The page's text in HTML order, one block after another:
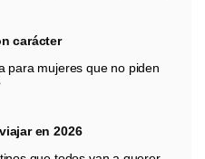
carácter
para mujeres que no piden
en 2026